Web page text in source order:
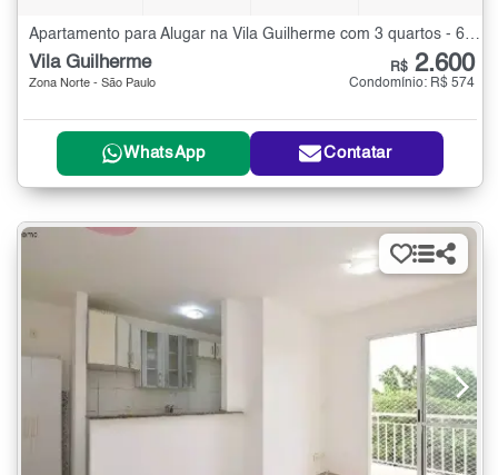
Apartamento para Alugar na Vila Guilherme com 3 quartos - 67 m²
Vila Guilherme
Zona Norte - São Paulo
R$ 2.600
Condomínio: R$ 574
WhatsApp Contatar